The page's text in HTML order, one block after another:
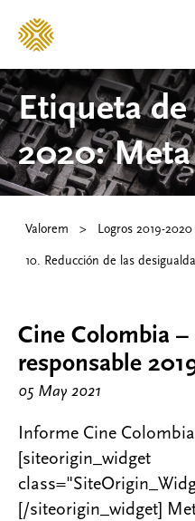
Etiqueta
2020:
Valorem > Logros 2019-2020
10. Reducción de las
Cine Colombia
responsable
05 May 2021
Informe Cine
[siteorigin_widget
[/siteorigin_widget]